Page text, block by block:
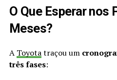
O Que Esperar nos
Meses?
A Toyotatraçou um
três fases: